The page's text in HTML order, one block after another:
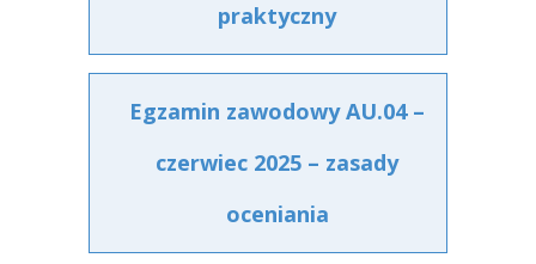
praktyczny
Egzamin zawodowy AU.04 –
czerwiec 2025 – zasady
oceniania